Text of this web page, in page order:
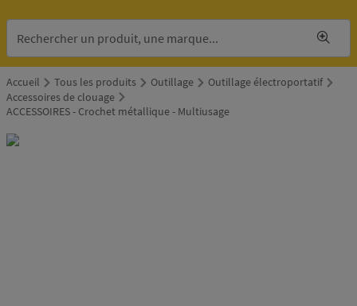
Accueil Tous les produits Outillage
Outillage électroportatif
Accessoires de clouage
ACCESSOIRES - Crochet métallique - Multiusage